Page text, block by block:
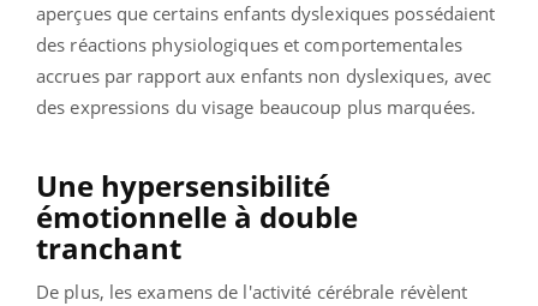
aperçues que certains enfants dyslexiques possédaient
des réactions physiologiques et comportementales
accrues par rapport aux enfants non dyslexiques, avec
des expressions du visage beaucoup plus marquées.
Une hypersensibilité
émotionnelle à double
tranchant
De plus, les examens de l'activité cérébrale révèlent